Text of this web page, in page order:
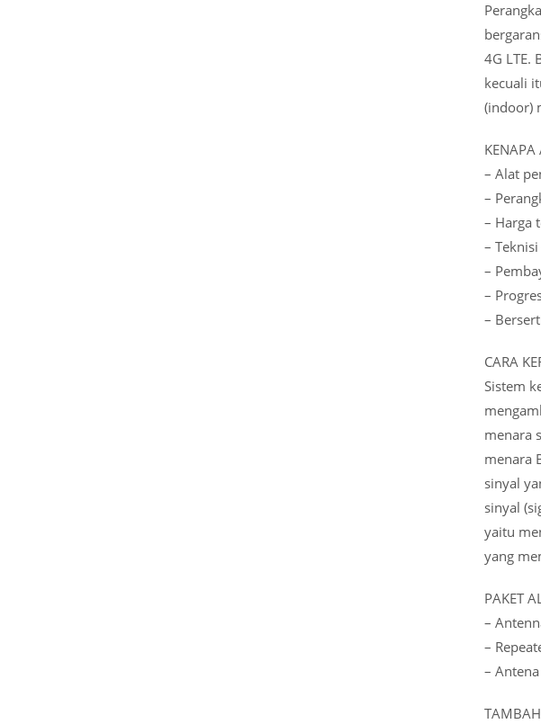
4G LTE.
kecuali
(indoor)
KENAPA
– Alat
–
– Harga
–
–
–
–
CARA
Sistem
menara
menara
sinyal
sinyal
yaitu
yang
PAKET
–
–
–